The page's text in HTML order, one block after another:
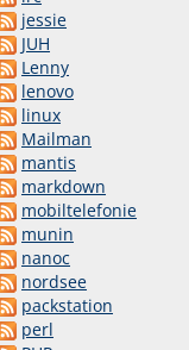
jessie
JUH
Lenny
lenovo
linux
Mailman
mantis
markdown
mobiltelefonie
munin
nanoc
nordsee
packstation
perl